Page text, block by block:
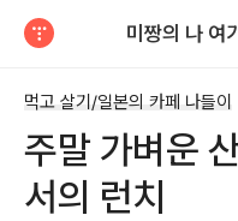
먹고 살기/일본의 카페 나들이
주말 가벼운
서의 런치